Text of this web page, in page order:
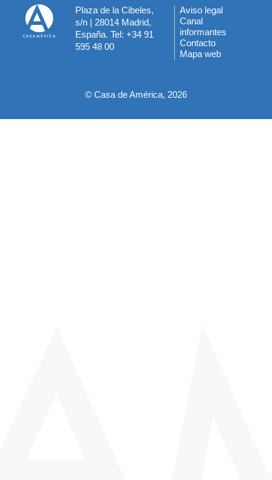
Plaza de la Cibeles,
s/n | 28014 Madrid,
España. Tel: +34 91
595 48 00
Menú
del
pie
Aviso legal
Canal
informantes
Contacto
Mapa web
© Casa de América, 2026